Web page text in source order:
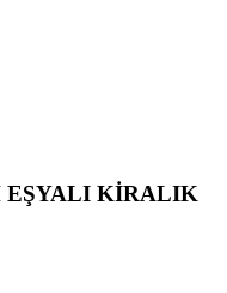
EŞYALI KİRALIK